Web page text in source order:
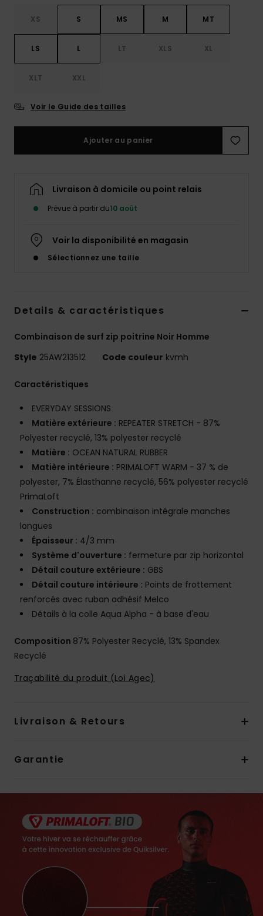
Consulter
la FAQ
XS S MS M MT
LS L LT XLS XL
XLT XXL
Voir le Guide des tailles
Ajouter au panier
Livraison à domicile ou point relais
Prévue à partir du10 août
Voir la disponibilité en magasin
Sélectionnez une taille
Details & caractéristiques
Combinaison de surf zip poitrine Noir Homme
Style 25AW213512 Code couleur kvmh
Caractéristiques
EVERYDAY SESSIONS
Matière extérieure : REPEATER STRETCH - 87%
Polyester recyclé, 13% polyester recyclé
Matière : OCEAN NATURAL RUBBER
Matière intérieure : PRIMALOFT WARM - 37 % de
polyester, 7% Élasthanne recyclé, 56% polyester recyclé
PrimaLoft
Construction : combinaison intégrale manches
longues
Épaisseur : 4/3 mm
Système d'ouverture : fermeture par zip horizontal
Détail couture extérieure : GBS
Détail couture intérieure : Points de frottement
renforcés avec ruban adhésif Melco
Détails à la colle Aqua Alpha - à base d'eau
Composition 87% Polyester Recyclé, 13% Spandex
Recyclé
Traçabilité du produit (Loi Agec)
Livraison & Retours
Garantie